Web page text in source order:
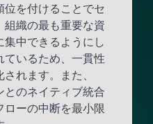
を付けることでセ
織の最も重要な資
中できるようにし
ているため、一貫性
れます。また、
のネイティブ統合
ローの中断を最小限